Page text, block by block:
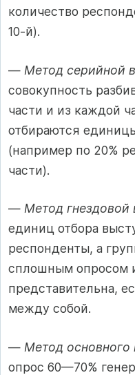
количество
10-й).
— Метод серийной
совокупность
части и из каждой
отбираются
(например по 20%
части).
— Метод гнездовой
единиц отбора
респонденты, а
сплошным опросом
представительна,
между собой.
— Метод основного
опрос 60—70%